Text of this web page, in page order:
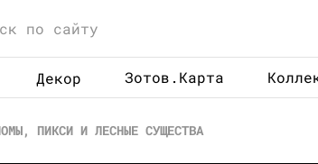
Декор Зотов.Карта
ПИКСИ И ЛЕСНЫЕ СУЩЕСТВА